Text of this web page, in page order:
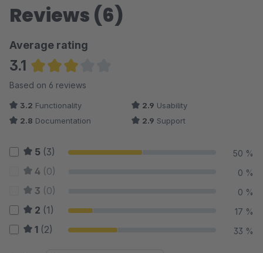
Reviews (6)
Average rating
3.1
Average rating of 3.08 out of 5 stars
Based on 6 reviews
3.2 Functionality 2.9 Usability
2.8 Documentation 2.9 Support
5 (3) 50 %
4 (0) 0 %
3 (0) 0 %
2 (1) 17 %
1 (2) 33 %